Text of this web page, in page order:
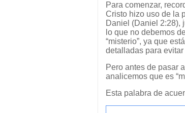
Para comenzar,
Cristo hizo uso de la
Daniel (Daniel 2:28),
lo que no debemos
“misterio”, ya que
detalladas para
Pero antes de pasar
analicemos que es
Esta palabra de